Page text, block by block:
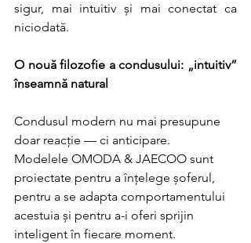
sigur, mai intuitiv și mai conectat ca
niciodată.
O nouă filozofie a condusului: „intuitiv”
înseamnă natural
Condusul modern nu mai presupune
doar reacție — ci anticipare.
Modelele OMODA & JAECOO sunt
proiectate pentru a înțelege șoferul,
pentru a se adapta comportamentului
acestuia și pentru a-i oferi sprijin
inteligent în fiecare moment.